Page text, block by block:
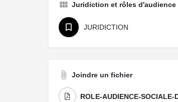
Juridiction et rôles d'audience
JURIDICTION
Joindre un fichier
ROLE-AUDIENCE-